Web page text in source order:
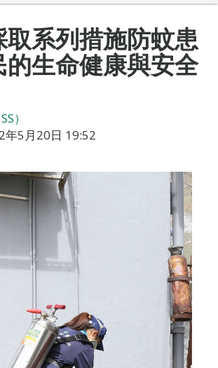
系列措施防蚊患
生命健康與安全
）
年5月20日 19:52